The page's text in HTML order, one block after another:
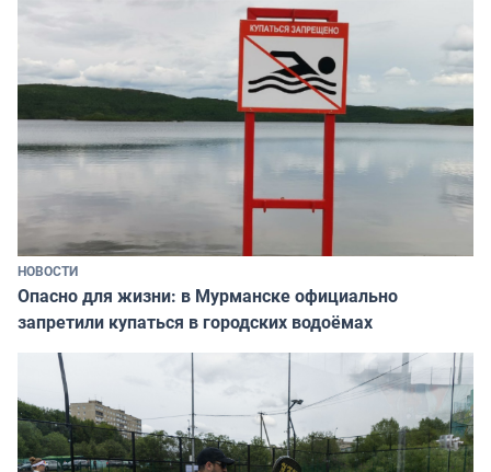
НОВОСТИ
Опасно для жизни: в Мурманске официально
запретили купаться в городских водоёмах